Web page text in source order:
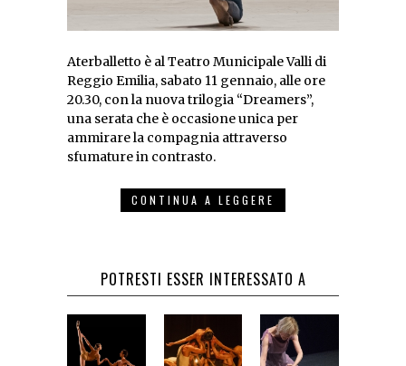
Aterballetto è al Teatro Municipale Valli di
Reggio Emilia, sabato 11 gennaio, alle ore
20.30, con la nuova trilogia “Dreamers”,
una serata che è occasione unica per
ammirare la compagnia attraverso
sfumature in contrasto.
CONTINUA A LEGGERE
POTRESTI ESSER INTERESSATO A